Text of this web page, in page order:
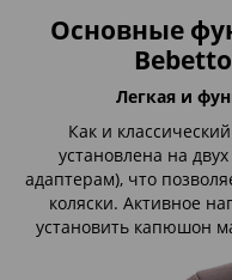
Основные
Легкая и
Как и
установлена ​​на
адаптерам), что
коляски. Активное
установить капюшон